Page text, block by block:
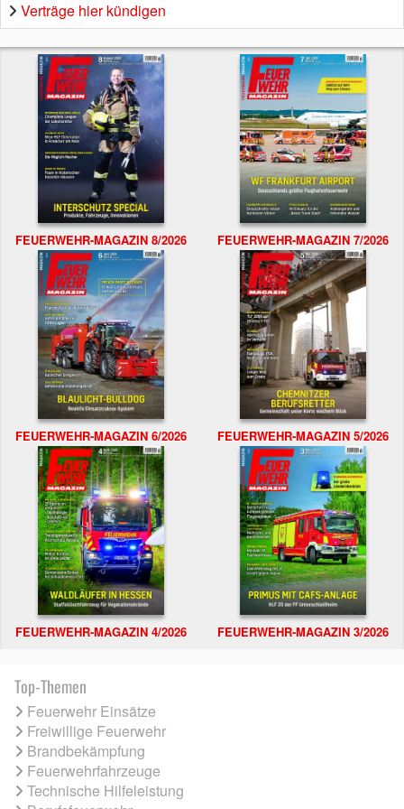
Verträge hier kündigen
FEUERWEHR-MAGAZIN 8/2026 FEUERWEHR-MAGAZIN 7/2026
FEUERWEHR-MAGAZIN 6/2026 FEUERWEHR-MAGAZIN 5/2026
FEUERWEHR-MAGAZIN 4/2026 FEUERWEHR-MAGAZIN 3/2026
Top-Themen
Feuerwehr Einsätze
Freiwillige Feuerwehr
Brandbekämpfung
Feuerwehrfahrzeuge
Technische Hilfeleistung